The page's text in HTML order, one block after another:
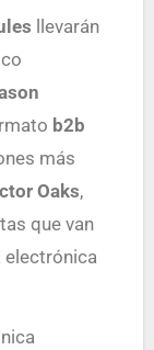
llevarán
b2b
más
Oaks,
que van
electrónica